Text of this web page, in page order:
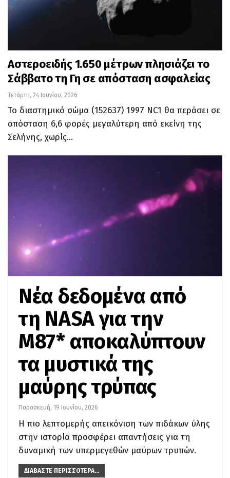
Αστεροειδής 1.650 μέτρων πλησιάζει το
Σάββατο τη Γη σε απόσταση ασφαλείας
Τετάρτη, 24 Ιουνίου, 2026
Το διαστημικό σώμα (152637) 1997 NC1 θα περάσει σε
απόσταση 6,6 φορές μεγαλύτερη από εκείνη της
Σελήνης, χωρίς…
Νέα δεδομένα από
τη NASA για την
M87* αποκαλύπτουν
τα μυστικά της
μαύρης τρύπας
Παρασκευή, 19 Ιουνίου, 2026
Η πιο λεπτομερής απεικόνιση των πιδάκων ύλης
στην ιστορία προσφέρει απαντήσεις για τη
δυναμική των υπερμεγεθών μαύρων τρυπών.
ΔΙΑΒΆΣΤΕ ΠΕΡΙΣΣΌΤΕΡΑ...